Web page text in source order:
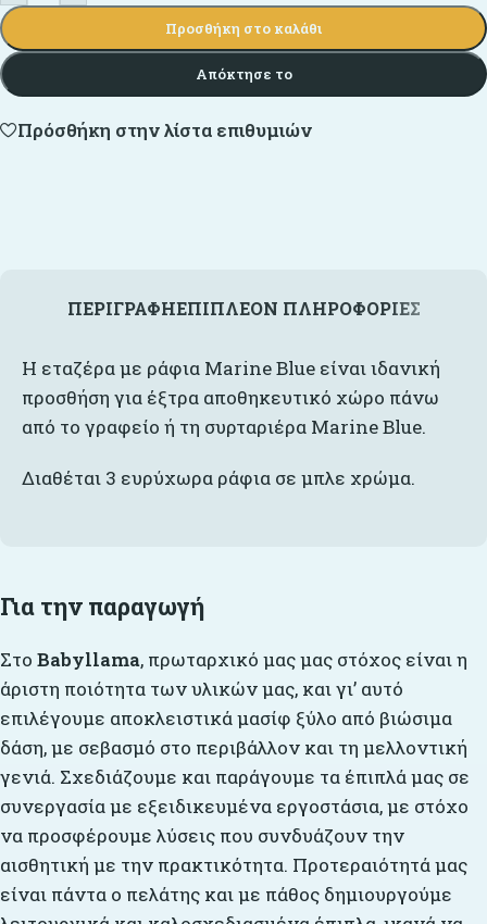
Προσθήκη στο καλάθι
Απόκτησε το
Πρόσθήκη στην λίστα επιθυμιών
ΠΕΡΙΓΡΑΦΉΕΠΙΠΛΈΟΝ ΠΛΗΡΟΦΟΡΊΕΣ
Η εταζέρα με ράφια Marine Blue είναι ιδανική
προσθήση για έξτρα αποθηκευτικό χώρο πάνω
από το γραφείο ή τη συρταριέρα Marine Βlue.
Διαθέται 3 ευρύχωρα ράφια σε μπλε χρώμα.
Για την παραγωγή
Στο Babyllama, πρωταρχικό μας μας στόχος είναι η
άριστη ποιότητα των υλικών μας, και γι’ αυτό
επιλέγουμε αποκλειστικά μασίφ ξύλο από βιώσιμα
δάση, με σεβασμό στο περιβάλλον και τη μελλοντική
γενιά. Σχεδιάζουμε και παράγουμε τα έπιπλά μας σε
συνεργασία με εξειδικευμένα εργοστάσια, με στόχο
να προσφέρουμε λύσεις που συνδυάζουν την
αισθητική με την πρακτικότητα. Προτεραιότητά μας
είναι πάντα ο πελάτης και με πάθος δημιουργούμε